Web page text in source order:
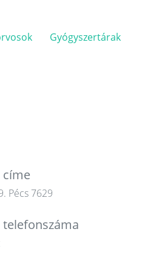
Gyógyszertárak
címe
Pécs 7629
telefonszáma